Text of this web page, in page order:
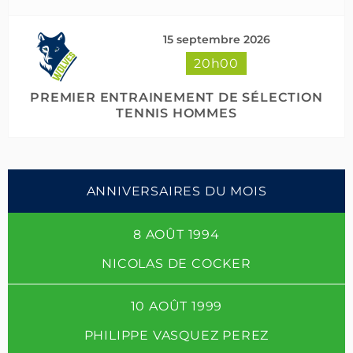
15 septembre 2026
20h00
PREMIER ENTRAINEMENT DE SÉLECTION
TENNIS HOMMES
ANNIVERSAIRES DU MOIS
8 AOÛT 1994
NICOLAS DE COCKER
10 AOÛT 1999
PHILIPPE VASQUEZ PEREZ